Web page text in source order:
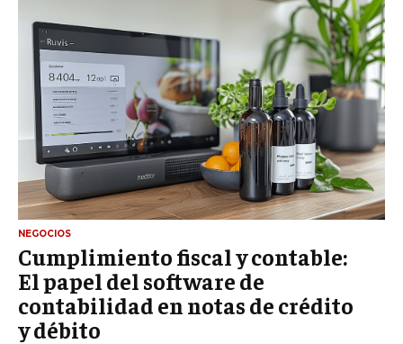
NEGOCIOS
Cumplimiento fiscal y contable:
El papel del software de
contabilidad en notas de crédito
y débito